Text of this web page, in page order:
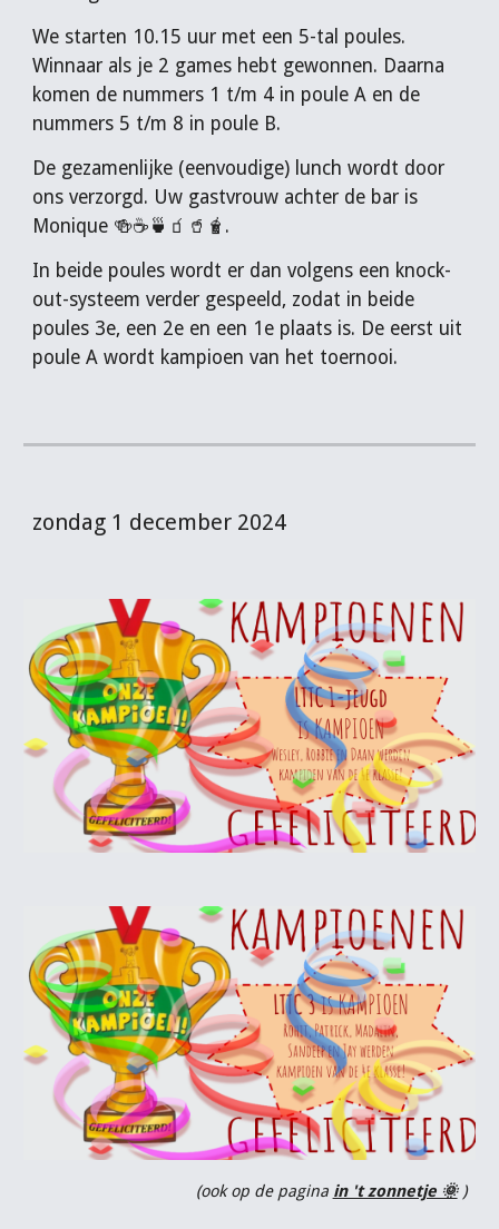
We starten 10.15 uur met een 5-tal poules.
Winnaar als je 2 games hebt gewonnen. Daarna
komen de nummers 1 t/m 4 in poule A en de
nummers 5 t/m 8 in poule B.
De gezamenlijke (eenvoudige) lunch wordt door
ons verzorgd. Uw gastvrouw achter de bar is
Monique 🍻☕🍵🧃🥤🧋.
In beide poules wordt er dan volgens een knock-
out-systeem verder gespeeld, zodat in beide
poules 3e, een 2e en een 1e plaats is. De eerst uit
poule A wordt kampioen van het toernooi.
zondag 1 december 2024
(ook op de pagina in 't zonnetje 🌞 )